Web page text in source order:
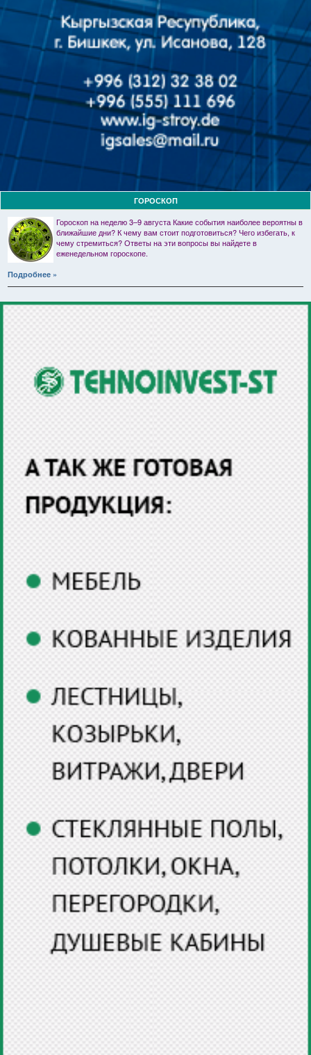
ГОРОСКОП
Гороскоп на неделю 3–9 августа Какие события наиболее вероятны в
ближайшие дни? К чему вам стоит подготовиться? Чего избегать, к
чему стремиться? Ответы на эти вопросы вы найдете в
еженедельном гороскопе.
Подробнее »